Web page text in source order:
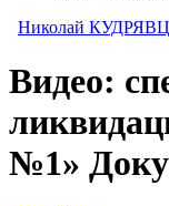
Николай
Видео:
№1»